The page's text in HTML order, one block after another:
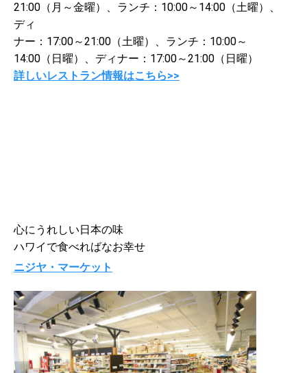
21:00（月～金曜）、ランチ：10:00～14:00（土曜）、
ディ
ナー：17:00～21:00（土曜）、ランチ：10:00～
14:00（日曜）、ディナー：17:00～21:00（日曜）
詳しいレストラン情報はこちら>>
心にうれしい日本の味
ハワイで食べればなお幸せ
ニジヤ・マーケット